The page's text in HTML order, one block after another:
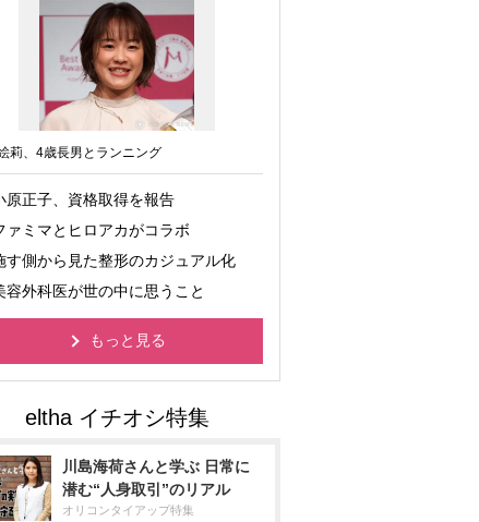
莉、4歳長男とランニング
原正子、資格取得を報告
ァミマとヒロアカがコラボ
す側から見た整形のカジュアル化
容外科医が世の中に思うこと
もっと見る
川島海荷さんと学ぶ 日常に
潜む“人身取引”のリアル
オリコンタイアップ特集